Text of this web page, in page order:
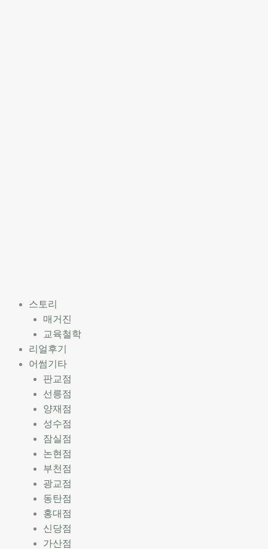
스토리
매거진
교육철학
리얼후기
어썸기타
판교점
선릉점
양재점
성수점
잠실점
논현점
부천점
광교점
동탄점
홍대점
신당점
가산점